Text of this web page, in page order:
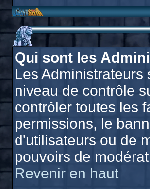
Qui sont les
Les
niveau de contrôle
contrôler toutes les
permissions, le
d'utilisateurs ou de
pouvoirs de
Revenir en haut